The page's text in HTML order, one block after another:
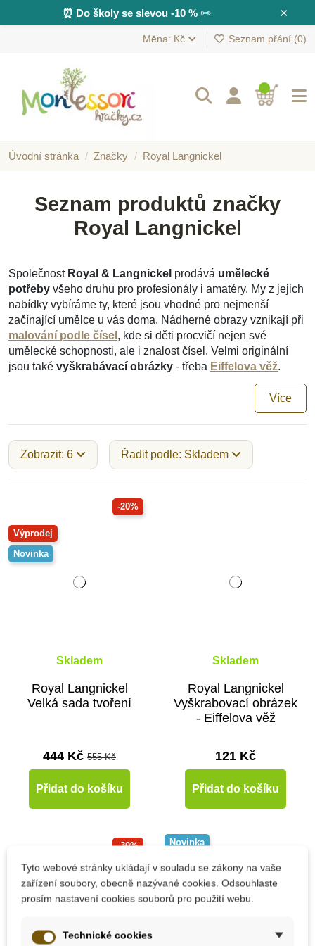
×
⏰ Do školy se slevou -10 %✏️
Měna: Kč Seznam přání (0)
Úvodní stránka Značky Royal Langnickel
Seznam produktů značky
Royal Langnickel
Společnost Royal & Langnickel prodává umělecké
potřeby všeho druhu pro profesionály i amatéry. My z jejich
nabídky vybíráme ty, které jsou vhodné pro nejmenší
začínající umělce u vás doma. Nádherné obrazy vznikají při
malování podle čísel , kde si děti procvičí nejen své
umělecké schopnosti, ale i znalost čísel. Velmi originální
jsou také vyškrabávací obrázky - třeba Eiffelova věž.
Více
Zobrazit: 6 Řadit podle: Skladem
-20%
Výprodej
Novinka
Skladem
Royal Langnickel
Velká sada tvoření
444 Kč 555 Kč
Přidat do košíku
Skladem
Royal Langnickel
Vyškrabovací obrázek
- Eiffelova věž
121 Kč
Přidat do košíku
-30%
Výprodej
Novinka
Tyto webové stránky ukládají v souladu se zákony na vaše
zařízení soubory, obecně nazývané cookies. Odsouhlaste
prosím nastavení cookies souborů pro použití webu.
Technické cookies